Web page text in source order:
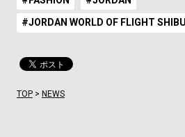
#JORDAN WORLD OF FLIGHT
TOP> NEWS